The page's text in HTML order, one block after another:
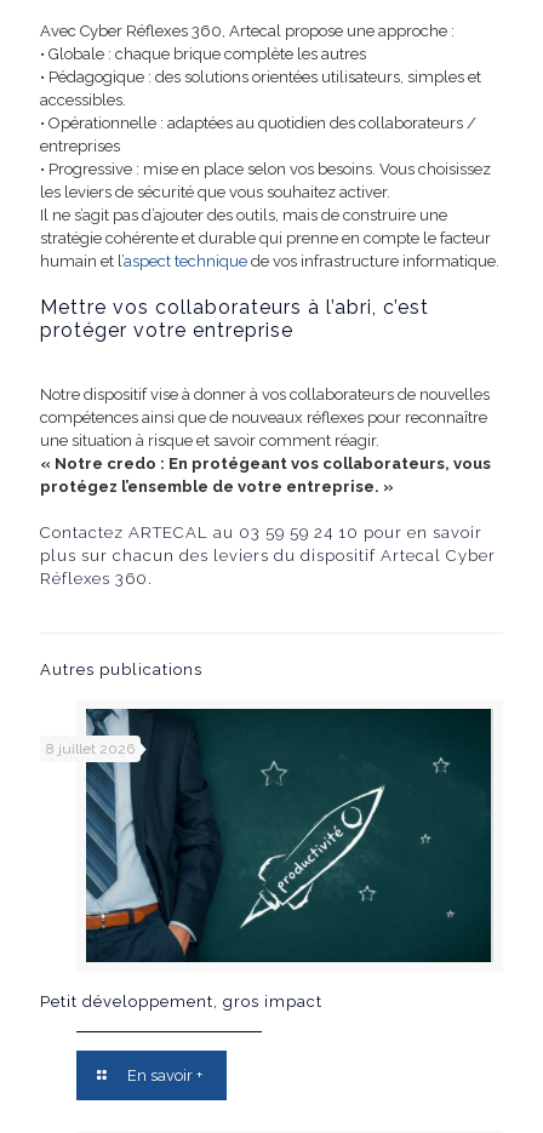
Avec Cyber Réflexes 360, Artecal propose une approche :
• Globale : chaque brique complète les autres
• Pédagogique : des solutions orientées utilisateurs, simples et
accessibles.
• Opérationnelle : adaptées au quotidien des collaborateurs /
entreprises
• Progressive : mise en place selon vos besoins. Vous choisissez
les leviers de sécurité que vous souhaitez activer.
Il ne s’agit pas d’ajouter des outils, mais de construire une
stratégie cohérente et durable qui prenne en compte le facteur
humain et l’aspect technique de vos infrastructure informatique.
Mettre vos collaborateurs à l’abri, c’est
protéger votre entreprise
Notre dispositif vise à donner à vos collaborateurs de nouvelles
compétences ainsi que de nouveaux réflexes pour reconnaître
une situation à risque et savoir comment réagir.
« Notre credo : En protégeant vos collaborateurs, vous
protégez l’ensemble de votre entreprise. »
Contactez ARTECAL
au 03 59 59 24 10 pour en savoir
plus sur chacun des leviers du dispositif Artecal Cyber
Réflexes 360.
Autres publications
8 juillet 2026
Petit développement, gros impact
En savoir +